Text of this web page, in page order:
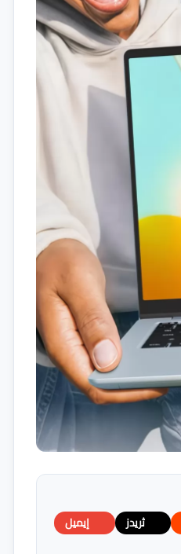
ثريدز
إيميل